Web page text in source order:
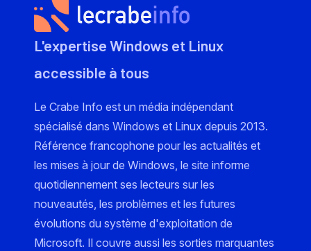
L'expertise Windows et Linux
accessible à tous
Le Crabe Info est un média indépendant
spécialisé dans Windows et Linux depuis 2013.
Référence francophone pour les actualités et
les mises à jour de Windows, le site informe
quotidiennement ses lecteurs sur les
nouveautés, les problèmes et les futures
évolutions du système d'exploitation de
Microsoft. Il couvre aussi les sorties marquantes